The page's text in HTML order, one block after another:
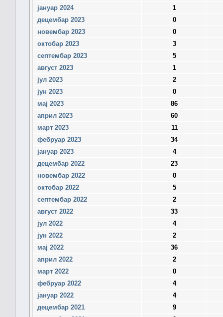
јануар 2024
1
децембар 2023
0
новембар 2023
0
октобар 2023
3
септембар 2023
5
август 2023
1
јул 2023
2
јун 2023
0
мај 2023
86
април 2023
60
март 2023
11
фебруар 2023
34
јануар 2023
4
децембар 2022
23
новембар 2022
0
октобар 2022
5
септембар 2022
2
август 2022
33
јул 2022
4
јун 2022
2
мај 2022
36
април 2022
2
март 2022
0
фебруар 2022
4
јануар 2022
4
децембар 2021
9